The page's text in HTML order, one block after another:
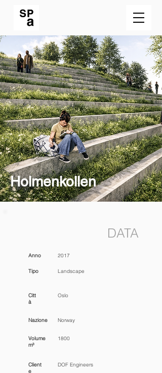
DATA
Anno 2017
Tipo Landscape
Citt
à
Nazione
Volume
m³
Client
e
Oslo
Norway
1800
DOF Engineers
Holmenkollen